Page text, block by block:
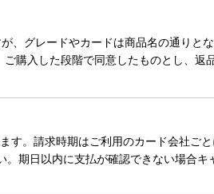
、グレードやカードは商品名の通り
購入した段階で同意したものとし、返
。請求時期はご利用のカード会社ごと
期日以内に支払が確認できない場合キ